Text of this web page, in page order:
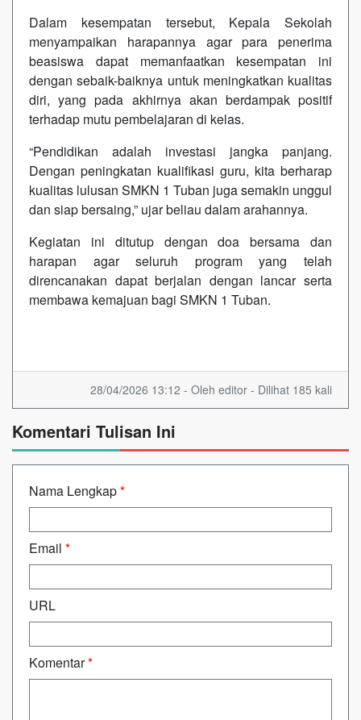
Dalam kesempatan tersebut, Kepala Sekolah
menyampaikan harapannya agar para penerima
beasiswa dapat memanfaatkan kesempatan ini
dengan sebaik-baiknya untuk meningkatkan kualitas
diri, yang pada akhirnya akan berdampak positif
terhadap mutu pembelajaran di kelas.
“Pendidikan adalah investasi jangka panjang.
Dengan peningkatan kualifikasi guru, kita berharap
kualitas lulusan SMKN 1 Tuban juga semakin unggul
dan siap bersaing,” ujar beliau dalam arahannya.
Kegiatan ini ditutup dengan doa bersama dan
harapan agar seluruh program yang telah
direncanakan dapat berjalan dengan lancar serta
membawa kemajuan bagi SMKN 1 Tuban.
28/04/2026 13:12 - Oleh editor - Dilihat 185 kali
Komentari Tulisan Ini
Nama Lengkap*
Email *
URL
Komentar*